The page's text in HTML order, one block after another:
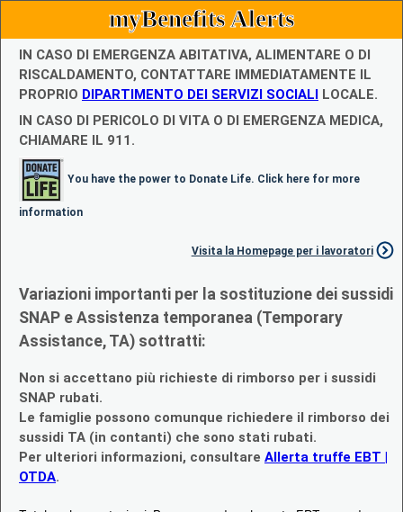
myBenefits Alerts
IN CASO DI EMERGENZA ABITATIVA, ALIMENTARE O DI
RISCALDAMENTO, CONTATTARE IMMEDIATAMENTE IL
PROPRIO DIPARTIMENTO DEI SERVIZI SOCIALI LOCALE.
IN CASO DI PERICOLO DI VITA O DI EMERGENZA MEDICA,
CHIAMARE IL 911.
You have the power to Donate Life. Click here for more
information
Visita la Homepage per i lavoratori
Variazioni importanti per la sostituzione dei sussidi
SNAP e Assistenza temporanea (Temporary
Assistance, TA) sottratti:
Non si accettano più richieste di rimborso per i sussidi
SNAP rubati.
Le famiglie possono comunque richiedere il rimborso dei
sussidi TA (in contanti) che sono stati rubati.
Per ulteriori informazioni, consultare Allerta truffe EBT |
OTDA.